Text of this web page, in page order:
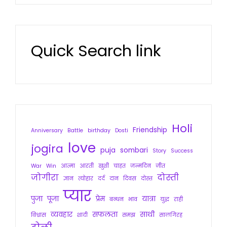
Quick Search link
Anniversary Battle birthday Dosti Friendship
Holi
jogira love puja sombari Story
Success
War Win आत्मा आरती खुशी चाहत जन्मदिन जीत
जोगीरा ज्ञान त्योहार दर्द दान दिवस दोस्त दोस्ती
पुजा पूजा प्यार प्रेम बन्धन भाव यात्रा युद्ध राही
विश्वास व्यवहार शादी सफलता समझ साथी सालगिरह